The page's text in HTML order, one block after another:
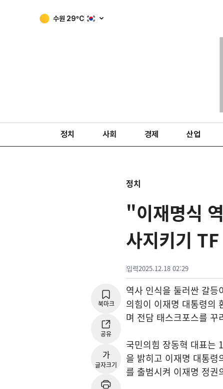
수원 29ºC
정치 사회 경제 산업
정치
"이재명식
사지키기
입력2025.12.18 02:29
북마크
공유
가
글자크기
역사 인식을 둘러싼 갈
의힘이 이재명 대통령의
며 전담 태스크포스를
국민의힘 장동혁 대표는
을 밝히고 이재명 대통
를 출범시켜 이재명 정